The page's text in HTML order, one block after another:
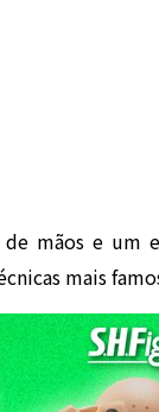
mãos e um
mais